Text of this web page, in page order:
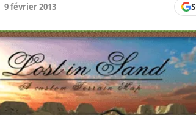
9 février 2013